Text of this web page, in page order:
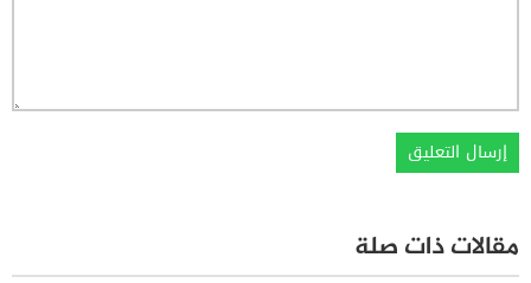
مقالات ذات صلة